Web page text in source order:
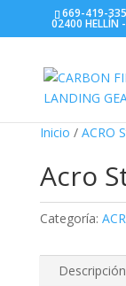
669-419-335
02400 HELLÍN
Inicio / ACRO
Acro
Categoría:
Descripción